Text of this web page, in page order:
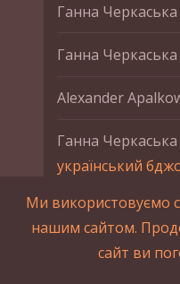
Ганна Черкаська
Ганна Черкаська
Alexander
Ганна Черкаська
український
Ганна Черкаська
2015-2023 ©
При використанні
Ми використовуємо
нашим сайтом.
сайт ви